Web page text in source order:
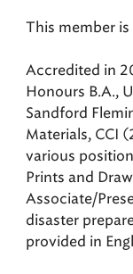
This member is
Accredited in
Honours B.A.,
Sandford
Materials, CCI
various
Prints and
Associate/
disaster
provided in